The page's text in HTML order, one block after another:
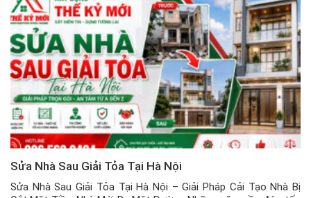
Sửa Nhà Sau Giải Tỏa Tại Hà Nội
Sửa Nhà Sau Giải Tỏa Tại Hà Nội – Giải Pháp Cải Tạo Nhà Bị